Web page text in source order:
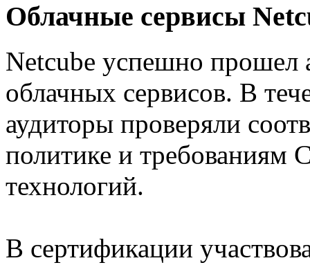
Облачные сервисы
Netcube успешно прошел
облачных сервисов. В
аудиторы проверяли
политике и требованиям
технологий.
В сертификации